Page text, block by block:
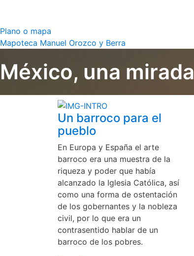
Plano o mapa
Mapoteca Manuel Orozco y Berra
México, una mirada
Un barroco para el
pueblo
En Europa y España el arte
barroco era una muestra de la
riqueza y poder que había
alcanzado la Iglesia Católica, así
como una forma de ostentación
de los gobernantes y la nobleza
civil, por lo que era un
contrasentido hablar de un
barroco de los pobres.